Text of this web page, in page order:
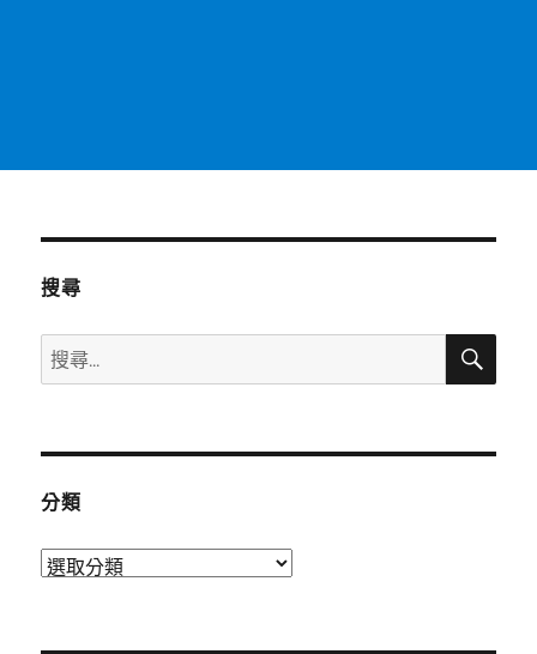
搜尋
搜
尋
鍵
搜
分類
分